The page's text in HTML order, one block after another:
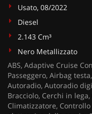
Usato, 08/2022
Diesel
2.143 Cm³
Nero Metallizzato
ABS, Adaptive Cruise
Passeggero, Airbag
Autoradio, Autoradio
Bracciolo, Cerchi in
Climatizzatore,